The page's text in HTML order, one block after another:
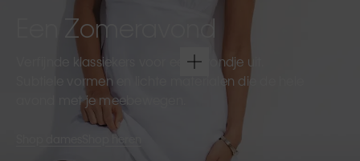
Een Zomeravond
Verfijnde klassiekers voor een avondje uit.
Subtiele vormen en lichte materialen die de hele
avond met je meebewegen.
Shop heren